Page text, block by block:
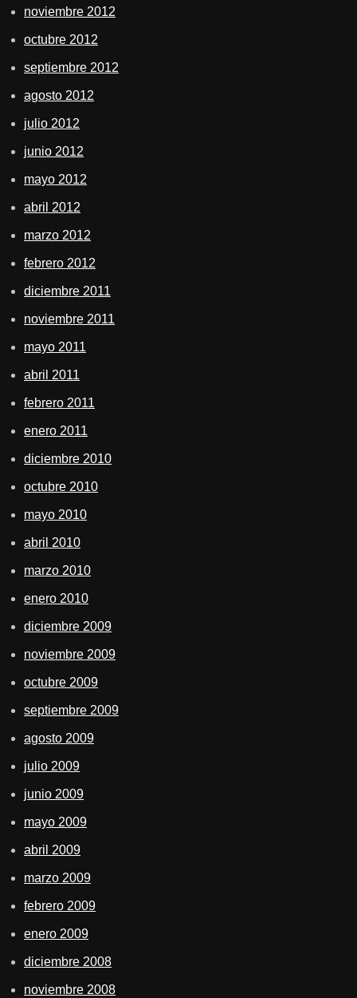
noviembre 2012
octubre 2012
septiembre 2012
agosto 2012
julio 2012
junio 2012
mayo 2012
abril 2012
marzo 2012
febrero 2012
diciembre 2011
noviembre 2011
mayo 2011
abril 2011
febrero 2011
enero 2011
diciembre 2010
octubre 2010
mayo 2010
abril 2010
marzo 2010
enero 2010
diciembre 2009
noviembre 2009
octubre 2009
septiembre 2009
agosto 2009
julio 2009
junio 2009
mayo 2009
abril 2009
marzo 2009
febrero 2009
enero 2009
diciembre 2008
noviembre 2008